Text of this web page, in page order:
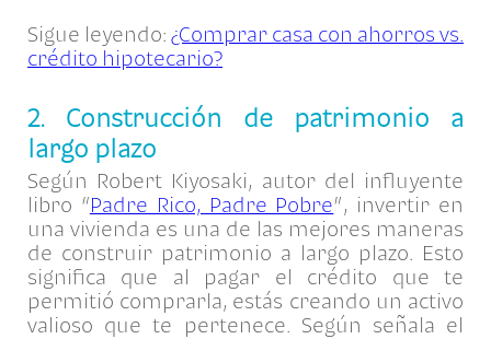
Sigue leyendo: ¿Comprar casa con ahorros vs.
crédito hipotecario?
2. Construcción de patrimonio a
largo plazo
Según Robert Kiyosaki, autor del influyente
libro “Padre Rico, Padre Pobre”, invertir en
una vivienda es una de las mejores maneras
de construir patrimonio a largo plazo. Esto
significa que al pagar el crédito que te
permitió comprarla, estás creando un activo
valioso que te pertenece. Según señala el